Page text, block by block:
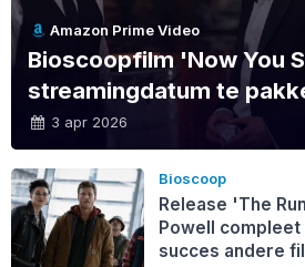
Amazon Prime Video
Bioscoopfilm 'Now You
streamingdatum te
3 apr 2026
Bioscoop
Release 'The
Powell
succes andere